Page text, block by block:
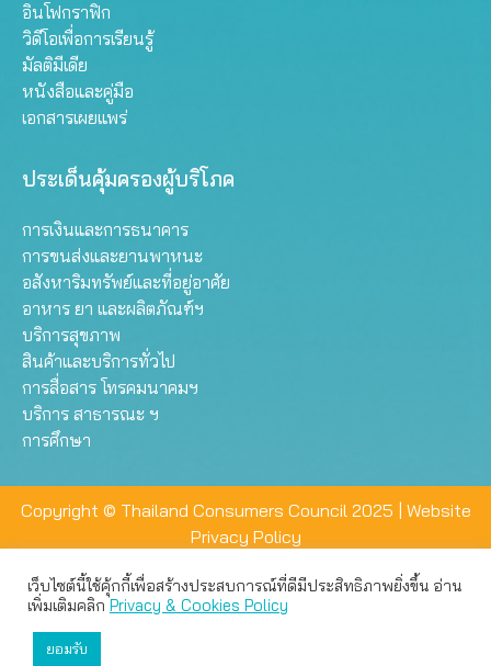
อินโฟกราฟิก
วิดีโอเพื่อการเรียนรู้
มัลติมีเดีย
หนังสือและคู่มือ
เอกสารเผยแพร่
ประเด็นคุ้มครองผู้บริโภค
การเงินและการธนาคาร
การขนส่งและยานพาหนะ
อสังหาริมทรัพย์และที่อยู่อาศัย
อาหาร ยา และผลิตภัณฑ์ฯ
บริการสุขภาพ
สินค้าและบริการทั่วไป
การสื่อสาร โทรคมนาคมฯ
บริการ สาธารณะ ฯ
การศึกษา
Copyright © Thailand Consumers Council 2025 | Website
Privacy Policy
เว็บไซต์นี้ใช้คุ้กกี้เพื่อสร้างประสบการณ์ที่ดีมีประสิทธิภาพยิ่งขึ้น อ่าน
เพิ่มเติมคลิกPrivacy & Cookies Policy
ยอมรับ
เว็บไซต์นี้ใช้คุกกี้เพื่อมอบประสบการณ์การใช้งานที่ดีให้แก่ท่าน คุณ
สามารถเลือกตั้งค่าความเป็นส่วนตัวได้